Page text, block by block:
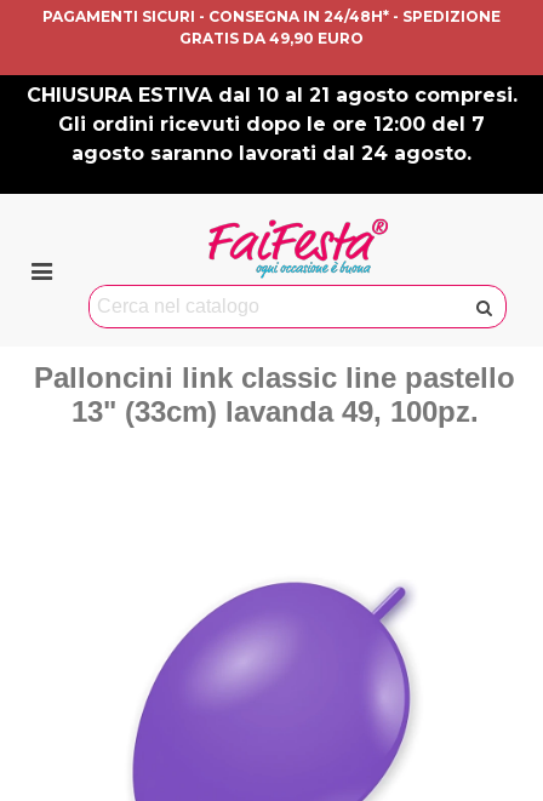
PAGAMENTI SICURI - CONSEGNA IN 24/48H* - SPEDIZIONE
GRATIS DA 49,90 EURO
CHIUSURA ESTIVA dal 10 al 21 agosto compresi.
Gli ordini ricevuti dopo le ore 12:00 del 7
agosto saranno lavorati dal 24 agosto.
Palloncini link classic line pastello
13" (33cm) lavanda 49, 100pz.